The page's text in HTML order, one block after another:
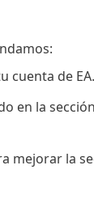
cuenta de EA.
en la
mejorar la